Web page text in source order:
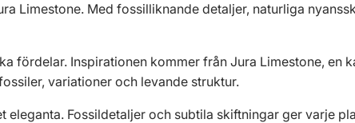
Limestone. Med fossilliknande detaljer, naturliga
fördelar. Inspirationen kommer från Jura Limestone, en
variationer och levande struktur.
eleganta. Fossildetaljer och subtila skiftningar ger varje